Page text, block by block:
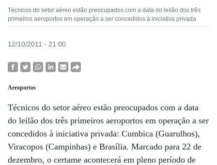
Técnicos do setor aéreo estão preocupados com a data do leilão dos três
primeiros aeroportos em operação a ser concedidos à iniciativa privada
12/10/2011 - 21:00
Aeroportos
Técnicos do setor aéreo estão preocupados com a data
do leilão dos três primeiros aeroportos em operação a ser
concedidos à iniciativa privada: Cumbica (Guarulhos),
Viracopos (Campinhas) e Brasília. Marcado para 22 de
dezembro, o certame acontecerá em pleno período de